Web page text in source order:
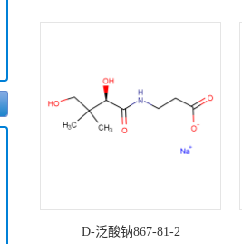
D-泛酸钠867-81-2